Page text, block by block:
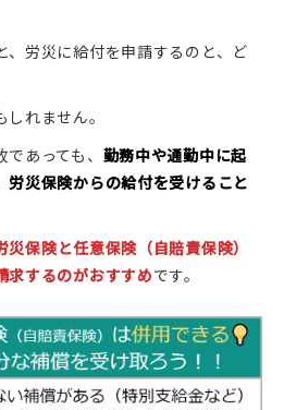
、労災に給付を申請するのと、ど
れません。
あっても、 勤務中や通勤中に起
労災保険からの給付を受けること
災保険と任意保険（自賠責保険）
求するのがおすすめです。